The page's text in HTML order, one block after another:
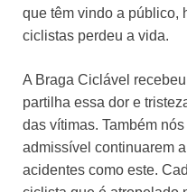
que têm vindo a público,
ciclistas perdeu a vida.
A Braga Ciclável
partilha essa dor e
das vítimas. Também
admissível continuarem
acidentes como este.